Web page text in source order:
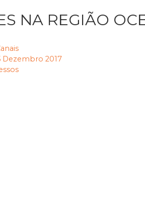
NA REGIÃO
Dezembro 2017